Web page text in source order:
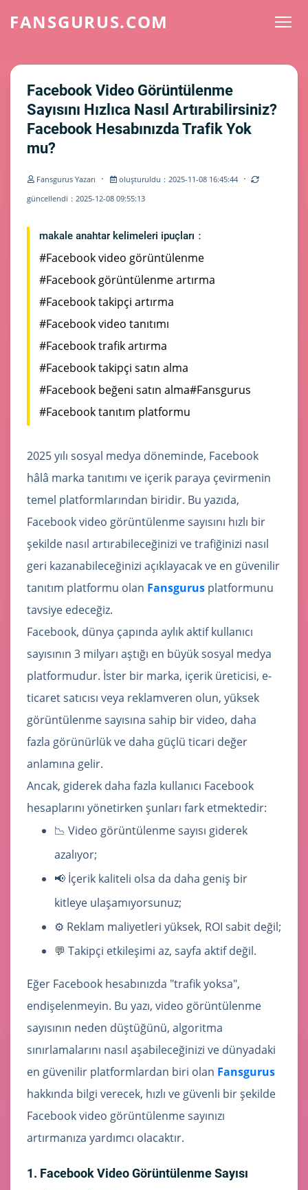
FANSGURUS.COM
Facebook Video Görüntülenme
Sayısını Hızlıca Nasıl Artırabilirsiniz?
Facebook Hesabınızda Trafik Yok
mu?
Fansgurus Yazarı · oluşturuldu：2025-11-08 16:45:44 ·
güncellendi：2025-12-08 09:55:13
makale anahtar kelimeleri ipuçları：
#Facebook video görüntülenme
#Facebook görüntülenme artırma
#Facebook takipçi artırma
#Facebook video tanıtımı
#Facebook trafik artırma
#Facebook takipçi satın alma
#Facebook beğeni satın alma#Fansgurus
#Facebook tanıtım platformu
2025 yılı sosyal medya döneminde, Facebook
hâlâ marka tanıtımı ve içerik paraya çevirmenin
temel platformlarından biridir. Bu yazıda,
Facebook video görüntülenme sayısını hızlı bir
şekilde nasıl artırabileceğinizi ve trafiğinizi nasıl
geri kazanabileceğinizi açıklayacak ve en güvenilir
tanıtım platformu olan Fansgurus platformunu
tavsiye edeceğiz.
Facebook, dünya çapında aylık aktif kullanıcı
sayısının 3 milyarı aştığı en büyük sosyal medya
platformudur. İster bir marka, içerik üreticisi, e-
ticaret satıcısı veya reklamveren olun, yüksek
görüntülenme sayısına sahip bir video, daha
fazla görünürlük ve daha güçlü ticari değer
anlamına gelir.
Ancak, giderek daha fazla kullanıcı Facebook
hesaplarını yönetirken şunları fark etmektedir:
📉 Video görüntülenme sayısı giderek
azalıyor;
📢 İçerik kaliteli olsa da daha geniş bir
kitleye ulaşamıyorsunuz;
⚙️ Reklam maliyetleri yüksek, ROI sabit değil;
💬 Takipçi etkileşimi az, sayfa aktif değil.
Eğer Facebook hesabınızda "trafik yoksa",
endişelenmeyin. Bu yazı, video görüntülenme
sayısının neden düştüğünü, algoritma
sınırlamalarını nasıl aşabileceğinizi ve dünyadaki
en güvenilir platformlardan biri olan Fansgurus
hakkında bilgi verecek, hızlı ve güvenli bir şekilde
Facebook video görüntülenme sayınızı
artırmanıza yardımcı olacaktır.
1. Facebook Video Görüntülenme Sayısı